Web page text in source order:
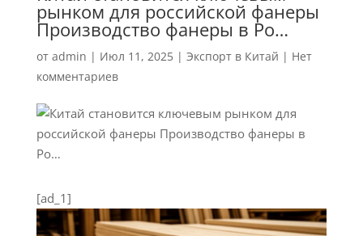
рынком для российской фанеры
Производство фанеры в Ро…
от admin | Июл 11, 2025| Экспорт в Китай | Нет
комментариев
[ad_1]